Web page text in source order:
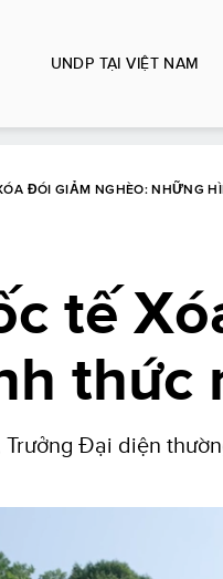
UNDP TẠI VIỆT NAM
ĐÓI GIẢM NGHÈO: NHỮNG
tế
thức
Đại diện